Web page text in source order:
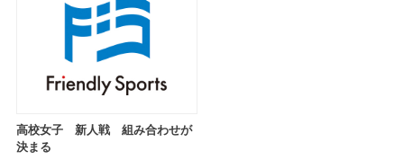
高校女子 新人戦 組み合わせが
決まる